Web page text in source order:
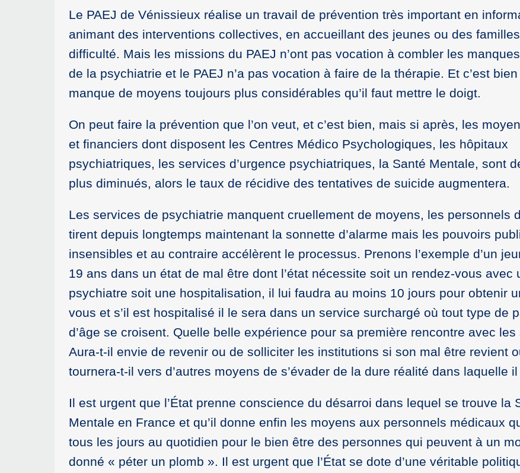
Le PAEJ de Vénissieux réalise un travail de prévention très important en
animant des interventions collectives, en accueillant des jeunes ou des
difficulté. Mais les missions du PAEJ n’ont pas vocation à combler les
de la psychiatrie et le PAEJ n’a pas vocation à faire de la thérapie. Et c’est
manque de moyens toujours plus considérables qu’il faut mettre le doigt.
On peut faire la prévention que l’on veut, et c’est bien, mais si après, les
et financiers dont disposent les Centres Médico Psychologiques, les hôpitaux
psychiatriques, les services d’urgence psychiatriques, la Santé Mentale, sont
plus diminués, alors le taux de récidive des tentatives de suicide augmentera.
Les services de psychiatrie manquent cruellement de moyens, les personnels
tirent depuis longtemps maintenant la sonnette d’alarme mais les pouvoirs
insensibles et au contraire accélèrent le processus. Prenons l’exemple d’un
19 ans dans un état de mal être dont l’état nécessite soit un rendez-vous avec
psychiatre soit une hospitalisation, il lui faudra au moins 10 jours pour obtenir
vous et s’il est hospitalisé il le sera dans un service surchargé où tout type de
d’âge se croisent. Quelle belle expérience pour sa première rencontre avec les
Aura-t-il envie de revenir ou de solliciter les institutions si son mal être revient
tournera-t-il vers d’autres moyens de s’évader de la dure réalité dans laquelle il
Il est urgent que l’État prenne conscience du désarroi dans lequel se trouve la
Mentale en France et qu’il donne enfin les moyens aux personnels médicaux
tous les jours au quotidien pour le bien être des personnes qui peuvent à un
donné « péter un plomb ». Il est urgent que l’État se dote d’une véritable